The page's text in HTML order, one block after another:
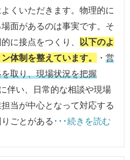
くいただきます。物理的に
面があるのは事実です。そ
に接点をつくり、
以下のよ
体制を整えています。
・営
取り、現場状況を把握
伴い、日常的な相談や現場
当が中心となって対応する
ごとがある ･･･続きを読む